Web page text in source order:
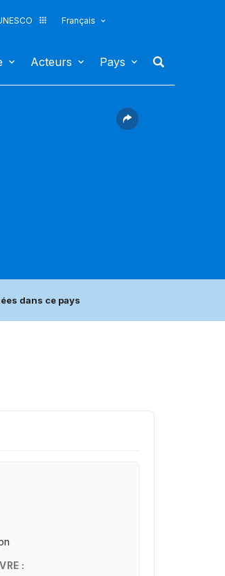
Français
Acteurs Pays
dans ce pays
: